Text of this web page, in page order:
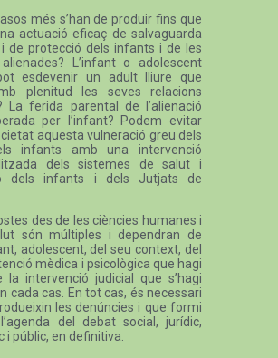
més s’han de produir fins que
actuació eficaç de salvaguarda
de protecció dels infants i de les
L’infant o adolescent
esdevenir un adult lliure que
plenitud les seves relacions
La ferida parental de l’alienació
per l’infant? Podem evitar
aquesta vulneració greu dels
infants amb una intervenció
dels sistemes de salut i
dels infants i dels Jutjats de
des de les ciències humanes i
són múltiples i dependran de
adolescent, del seu context, del
mèdica i psicològica que hagi
la intervenció judicial que s’hagi
cada cas. En tot cas, és necessari
les denúncies i que formi
del debat social, jurídic,
i públic, en definitiva.